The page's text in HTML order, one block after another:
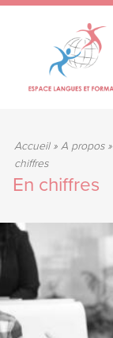
Accueil» A propos»
chiffres
En chiffres